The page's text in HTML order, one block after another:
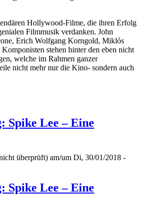
Hollywood-Filme, die ihren Erfolg
Filmmusik verdanken. John
Erich Wolfgang Korngold, Miklós
stehen hinter den eben nicht
welche im Rahmen ganzer
nicht mehr nur die Kino- sondern auch
Spike Lee – Eine
überprüft) am/um Di, 30/01/2018 -
Spike Lee – Eine